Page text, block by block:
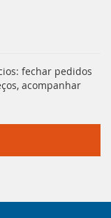
fechar pedidos
acompanhar